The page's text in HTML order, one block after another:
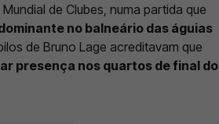
de Clubes, numa partida que
no balneário das águias
de Bruno Lage acreditavam que
presença nos quartos de final do